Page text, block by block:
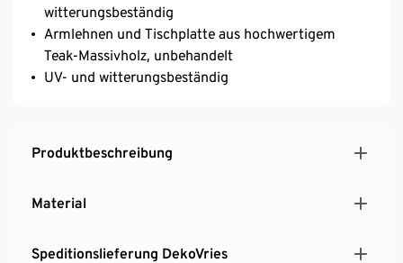
witterungsbeständig
Armlehnen und Tischplatte aus hochwertigem
Teak-Massivholz, unbehandelt
UV- und witterungsbeständig
Produktbeschreibung
Material
Speditionslieferung DekoVries